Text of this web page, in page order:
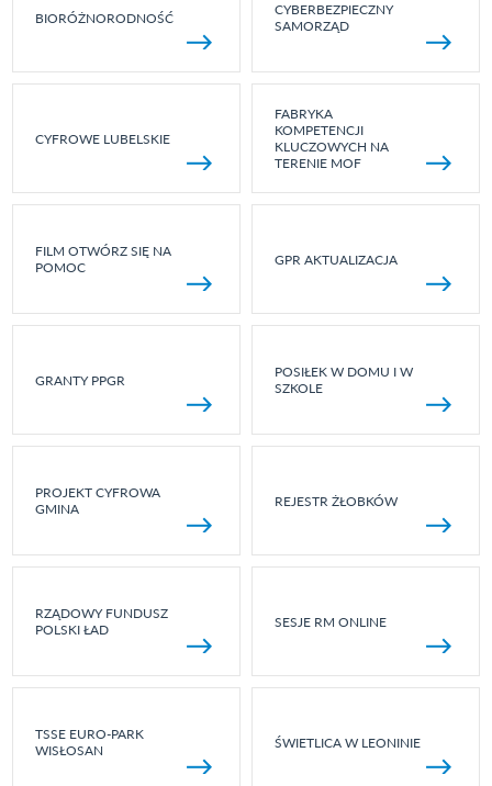
BIORÓŻNORODNOŚĆ
CYBERBEZPIECZNY
SAMORZĄD
CYFROWE LUBELSKIE
FABRYKA
KOMPETENCJI
KLUCZOWYCH NA
TERENIE MOF
FILM OTWÓRZ SIĘ NA
POMOC
GPR AKTUALIZACJA
GRANTY PPGR
POSIŁEK W DOMU I W
SZKOLE
PROJEKT CYFROWA
GMINA
REJESTR ŻŁOBKÓW
RZĄDOWY FUNDUSZ
POLSKI ŁAD
SESJE RM ONLINE
TSSE EURO-PARK
WISŁOSAN
ŚWIETLICA W LEONINIE